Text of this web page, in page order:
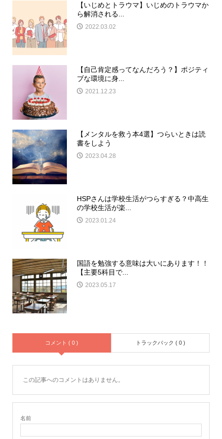
【いじめとトラウマ】いじめのトラウマか
ら解消される...
2022.03.02
【自己肯定感ってなんだろう？】ポジティ
ブな環境に身...
2021.12.23
【メンタルを救う本4選】つらいときは読
書をしよう
2023.04.28
HSPさんは学校生活がつらすぎる？中高生
の学校生活が楽...
2023.01.24
国語を勉強する意味は大いにあります！！
【主要5科目で...
2023.05.17
コメント ( 0 ) トラックバック ( 0 )
この記事へのコメントはありません。
名前